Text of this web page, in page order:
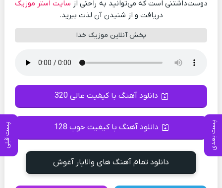
پست بعدی پست قبلی
دوست‌داشتنی است که می‌توانید به راحتی از سایت استر موزیک
دریافت و از شنیدن آن لذت ببرید.
پخش آنلاین موزیک خدا
دانلود آهنگ با کیفیت عالی 320
دانلود آهنگ با کیفیت خوب 128
دانلود تمام آهنگ های والایار آغوش